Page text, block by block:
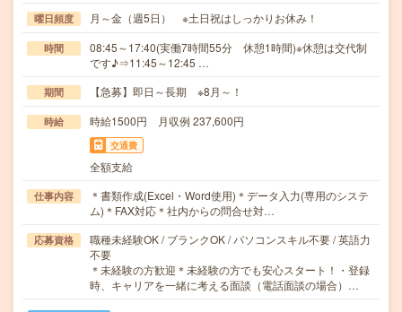
曜日頻度 月～金（週5日） ※土日祝はしっかりお休み！
時間
08:45～17:40(実働7時間55分 休憩1時間)※休憩は交代制
です♪⇒11:45～12:45 …
期間 【急募】即日～長期 ※8月～！
時給 時給1500円 月収例 237,600円
交通費
全額支給
仕事内容
＊書類作成(Excel・Word使用)＊データ入力(専用のシステ
ム)＊FAX対応＊社内からの問合せ対…
応募資格
職種未経験OK / ブランクOK / パソコンスキル不要 / 英語力
不要
＊未経験の方歓迎＊未経験の方でも安心スタート！・登録
時、キャリアを一緒に考える面談（電話面談の場合）…